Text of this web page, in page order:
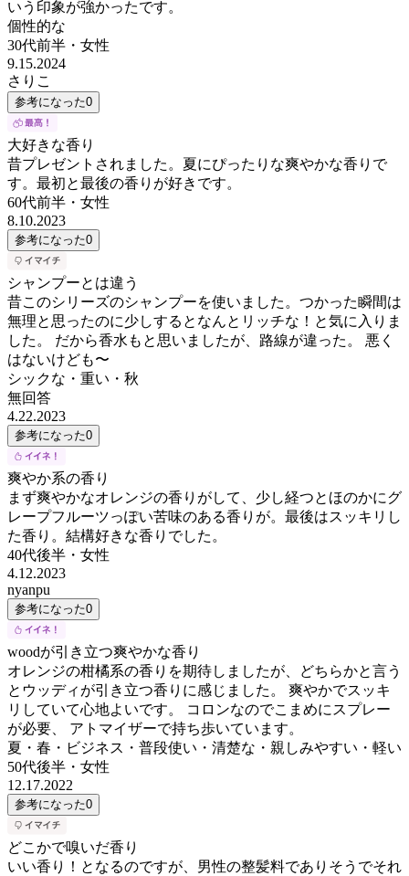
いう印象が強かったです。
個性的な
30代前半 ・ 女性
9.15.2024
さりこ
参考になった0
大好きな香り
昔プレゼントされました。夏にぴったりな爽やかな香りで
す。最初と最後の香りが好きです。
60代前半 ・ 女性
8.10.2023
参考になった0
シャンプーとは違う
昔このシリーズのシャンプーを使いました。つかった瞬間は
無理と思ったのに少しするとなんとリッチな！と気に入りま
した。 だから香水もと思いましたが、路線が違った。 悪く
はないけども〜
シックな・重い・秋
無回答
4.22.2023
参考になった0
爽やか系の香り
まず爽やかなオレンジの香りがして、少し経つとほのかにグ
レープフルーツっぽい苦味のある香りが。最後はスッキリし
た香り。結構好きな香りでした。
40代後半 ・ 女性
4.12.2023
nyanpu
参考になった0
woodが引き立つ爽やかな香り
オレンジの柑橘系の香りを期待しましたが、どちらかと言う
とウッディが引き立つ香りに感じました。 爽やかでスッキ
リしていて心地よいです。 コロンなのでこまめにスプレー
が必要、 アトマイザーで持ち歩いています。
夏・春・ビジネス・普段使い・清楚な・親しみやすい・軽い
50代後半 ・ 女性
12.17.2022
参考になった0
どこかで嗅いだ香り
いい香り！となるのですが、男性の整髪料でありそうでそれ